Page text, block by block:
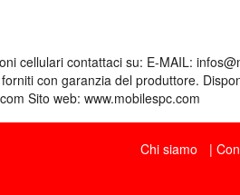
cellulari contattaci su: E-MAIL:
con garanzia del produttore.
Sito web: www.mobilespc.com
Chi siamo